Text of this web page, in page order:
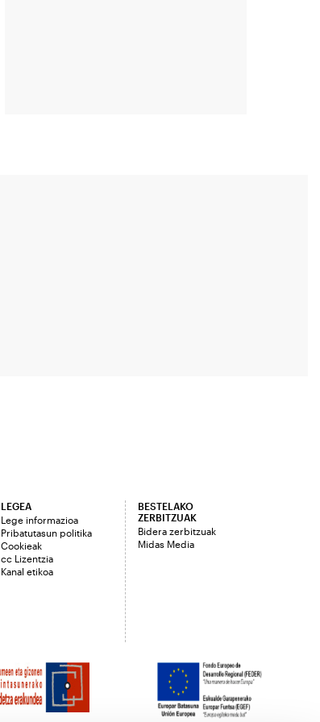
LEGEA
Lege informazioa
Pribatutasun politika
Cookieak
cc Lizentzia
Kanal etikoa
BESTELAKO
ZERBITZUAK
Bidera zerbitzuak
Midas Media